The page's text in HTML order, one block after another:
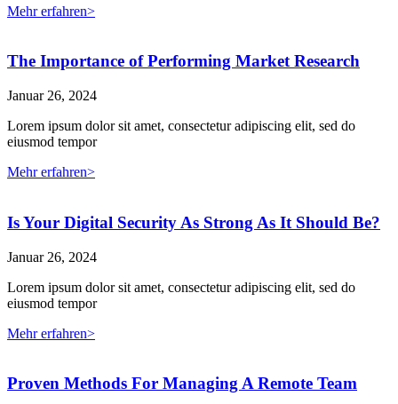
Mehr erfahren>
The Importance of Performing Market Research
Januar 26, 2024
Lorem ipsum dolor sit amet, consectetur adipiscing elit, sed do
eiusmod tempor
Mehr erfahren>
Is Your Digital Security As Strong As It Should Be?
Januar 26, 2024
Lorem ipsum dolor sit amet, consectetur adipiscing elit, sed do
eiusmod tempor
Mehr erfahren>
Proven Methods For Managing A Remote Team